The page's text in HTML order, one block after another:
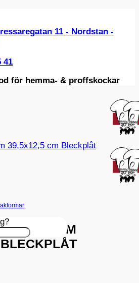
11 - Nordstan -
41
för hemma- & proffskockar